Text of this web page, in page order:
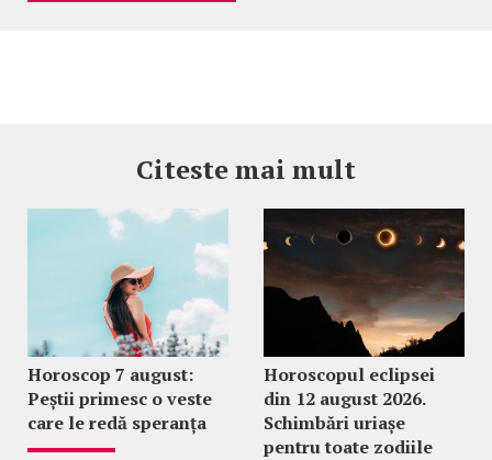
Citeste mai mult
Horoscop 7 august:
Peștii primesc o veste
care le redă speranța
Horoscopul eclipsei
din 12 august 2026.
Schimbări uriașe
pentru toate zodiile